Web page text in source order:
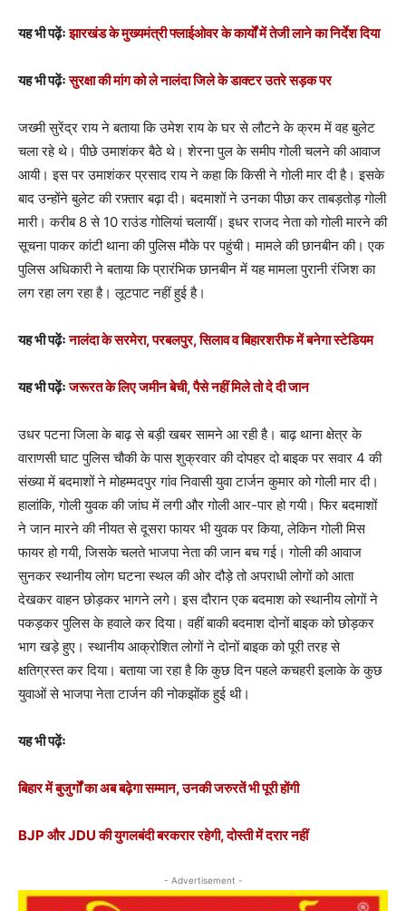
यह भी पढ़ेंःझारखंड के मुख्यमंत्री फ्लाईओवर के कार्यों में तेजी लाने का निर्देश दिया
यह भी पढ़ेंःसुरक्षा की मांग को ले नालंदा जिले के डाक्टर उतरे सड़क पर
जख्मी सुरेंद्र राय ने बताया कि उमेश राय के घर से लौटने के क्रम में वह बुलेट
चला रहे थे। पीछे उमाशंकर बैठे थे। शेरना पुल के समीप गोली चलने की आवाज
आयी। इस पर उमाशंकर प्रसाद राय ने कहा कि किसी ने गोली मार दी है। इसके
बाद उन्होंने बुलेट की रफ़्तार बढ़ा दी। बदमाशों ने उनका पीछा कर ताबड़तोड़ गोली
मारी। करीब 8 से 10 राउंड गोलियां चलायीं। इधर राजद नेता को गोली मारने की
सूचना पाकर कांटी थाना की पुलिस मौके पर पहुंची। मामले की छानबीन की। एक
पुलिस अधिकारी ने बताया कि प्रारंभिक छानबीन में यह मामला पुरानी रंजिश का
लग रहा लग रहा है। लूटपाट नहीं हुई है।
यह भी पढ़ेंःनालंदा के सरमेरा, परबलपुर, सिलाव व बिहारशरीफ में बनेगा स्टेडियम
यह भी पढ़ेंःजरूरत के लिए जमीन बेची, पैसे नहीं मिले तो दे दी जान
उधर पटना जिला के बाढ़ से बड़ी खबर सामने आ रही है। बाढ़ थाना क्षेत्र के
वाराणसी घाट पुलिस चौकी के पास शुक्रवार की दोपहर दो बाइक पर सवार 4 की
संख्या में बदमाशों ने मोहम्मदपुर गांव निवासी युवा टार्जन कुमार को गोली मार दी।
हालांकि, गोली युवक की जांघ में लगी और गोली आर-पार हो गयी। फिर बदमाशों
ने जान मारने की नीयत से दूसरा फायर भी युवक पर किया, लेकिन गोली मिस
फायर हो गयी, जिसके चलते भाजपा नेता की जान बच गई। गोली की आवाज
सुनकर स्थानीय लोग घटना स्थल की ओर दौड़े तो अपराधी लोगों को आता
देखकर वाहन छोड़कर भागने लगे। इस दौरान एक बदमाश को स्थानीय लोगों ने
पकड़कर पुलिस के हवाले कर दिया। वहीं बाकी बदमाश दोनों बाइक को छोड़कर
भाग खड़े हुए। स्थानीय आक्रोशित लोगों ने दोनों बाइक को पूरी तरह से
क्षतिग्रस्त कर दिया। बताया जा रहा है कि कुछ दिन पहले कचहरी इलाके के कुछ
युवाओं से भाजपा नेता टार्जन की नोकझोंक हुई थी।
यह भी पढ़ेंः
बिहार में बुजुर्गों का अब बढ़ेगा सम्मान, उनकी जरुरतें भी पूरी होंगी
BJP और JDU की युगलबंदी बरकरार रहेगी, दोस्ती में दरार नहीं
- Advertisement -